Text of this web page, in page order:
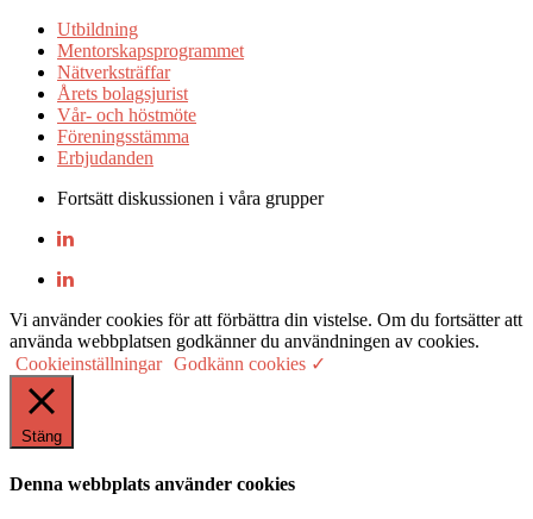
Utbildning
Mentorskapsprogrammet
Nätverksträffar
Årets bolagsjurist
Vår- och höstmöte
Föreningsstämma
Erbjudanden
Fortsätt diskussionen i våra grupper
Vi använder cookies för att förbättra din vistelse. Om du fortsätter att
använda webbplatsen godkänner du användningen av cookies.
Cookieinställningar Godkänn cookies ✓
Stäng
Denna webbplats använder cookies